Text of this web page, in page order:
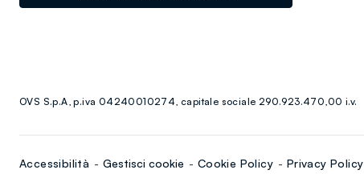
OVS S.p.A, p.iva 04240010274, capitale sociale 290.923.470,00 i.v.
Accessibilità Gestisci cookie Cookie Policy Privacy Policy